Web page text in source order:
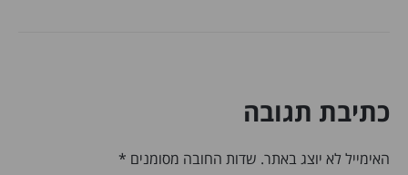
כתיבת תגובה
האימייל לא יוצג באתר. שדות החובה מסומנים *